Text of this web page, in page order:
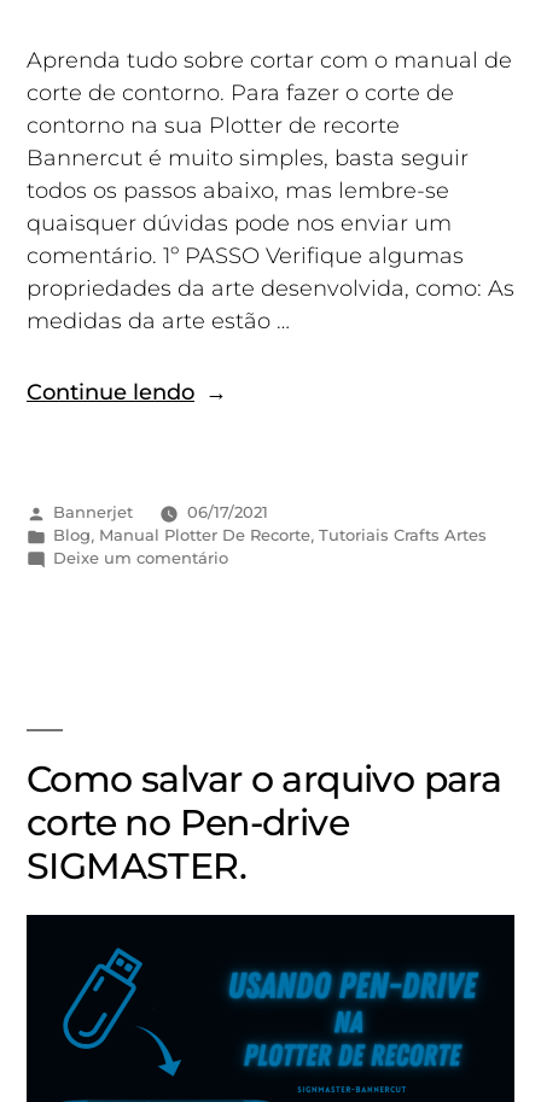
Aprenda tudo sobre cortar com o manual de
corte de contorno. Para fazer o corte de
contorno na sua Plotter de recorte
Bannercut é muito simples, basta seguir
todos os passos abaixo, mas lembre-se
quaisquer dúvidas pode nos enviar um
comentário. 1º PASSO Verifique algumas
propriedades da arte desenvolvida, como: As
medidas da arte estão …
Continue lendo
Bannerjet
06/17/2021
Blog, Manual Plotter De Recorte,Tutoriais Crafts Artes
Deixe um comentário
Como salvar o arquivo para
corte no Pen-drive
SIGMASTER.